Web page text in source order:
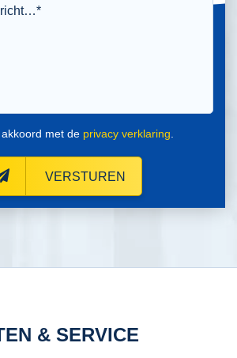
met de privacy verklaring
VERSTUREN
& SERVICE